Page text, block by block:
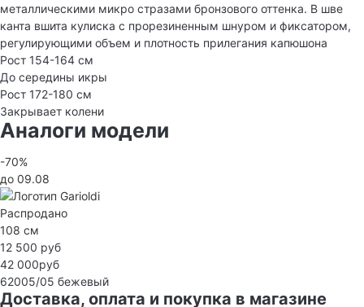
металлическими микро стразами бронзового оттенка. В шве
канта вшита кулиска с прорезиненным шнуром и фиксатором,
регулирующими объем и плотность прилегания капюшона
Рост 154-164 см
До середины икры
Рост 172-180 см
Закрывает колени
Аналоги модели
-70%
до 09.08
Распродано
108 см
12 500 руб
42 000руб
62005/05 бежевый
Доставка, оплата и покупка в магазине